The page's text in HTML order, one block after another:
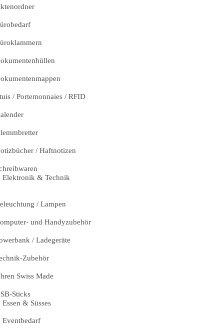
/ Portemonnaies / RFID
/ Haftnotizen
Elektronik & Technik
/ Lampen
und Handyzubehör
/ Ladegeräte
Zubehör
Swiss Made
Sticks
Essen & Süsses
Eventbedarf